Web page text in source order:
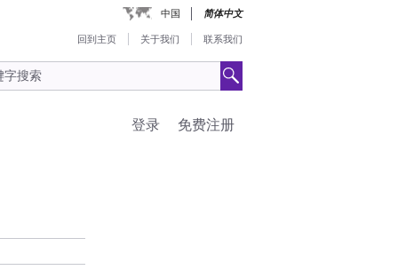
中国 简体中文
回到主页 关于我们 联系我们
免费注册
登录